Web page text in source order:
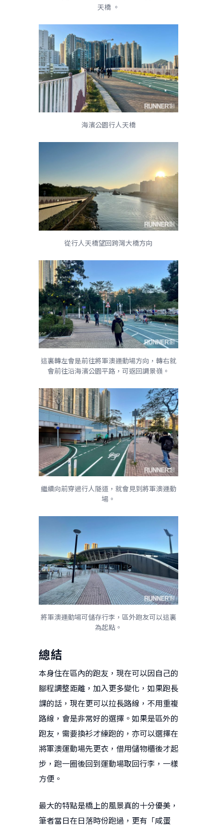
天橋 。
海濱公園行人天橋
從行人天橋望回跨灣大橋方向
這裏轉左會是前往將軍澳運動場方向，轉右就
會前往沿海濱公園平路，可返回調景嶺。
繼續向前穿過行人隧道，就會見到將軍澳運動
場。
將軍澳運動場可儲存行李，區外跑友可以這裏
為起點。
總結
本身住在區內的跑友，現在可以因自己的
腳程調整距離，加入更多變化，如果跑長
課的話，現在更可以拉長路線，不用重複
路線，會是非常好的選擇。如果是區外的
跑友，需要換衫才練跑的，亦可以選擇在
將軍澳運動場先更衣，借用儲物櫃後才起
步，跑一圈後回到運動場取回行李，一樣
方便。
最大的特點是橋上的風景真的十分優美，
筆者當日在日落時份跑過，更有「咸蛋